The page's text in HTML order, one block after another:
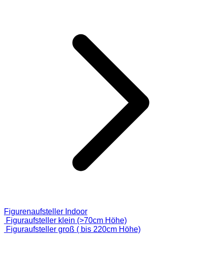
Figurenaufsteller Indoor
Figuraufsteller klein (>70cm Höhe)
Figuraufsteller groß ( bis 220cm Höhe)